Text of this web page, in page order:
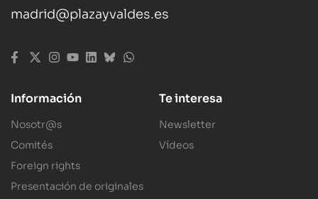
madrid@plazayvaldes.es
Información
Nosotr@s
Comités
Foreign rights
Presentación de originales
Te interesa
Newsletter
Vídeos